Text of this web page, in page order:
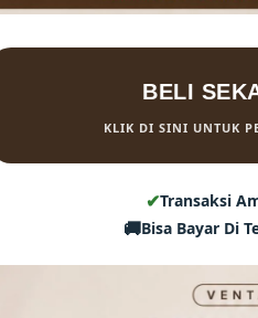
BELI
KLIK DI SINI UNTUK
✔Transaksi
🚚Bisa Bayar Di